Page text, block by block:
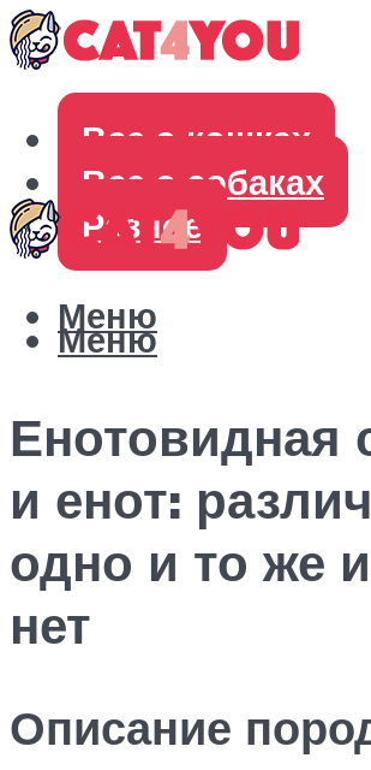
Все о кошках
Все о собаках
Разное
Меню
Меню
Енотовидная
и енот:
одно и то же
нет
Описание